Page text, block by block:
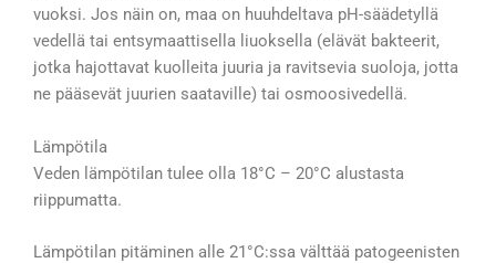
vuoksi. Jos näin on, maa on huuhdeltava pH-säädetyllä
vedellä tai entsymaattisella liuoksella (elävät bakteerit,
jotka hajottavat kuolleita juuria ja ravitsevia suoloja, jotta
ne pääsevät juurien saataville) tai osmoosivedellä.
Lämpötila
Veden lämpötilan tulee olla 18°C – 20°C alustasta
riippumatta.
Lämpötilan pitäminen alle 21°C:ssa välttää patogeenisten